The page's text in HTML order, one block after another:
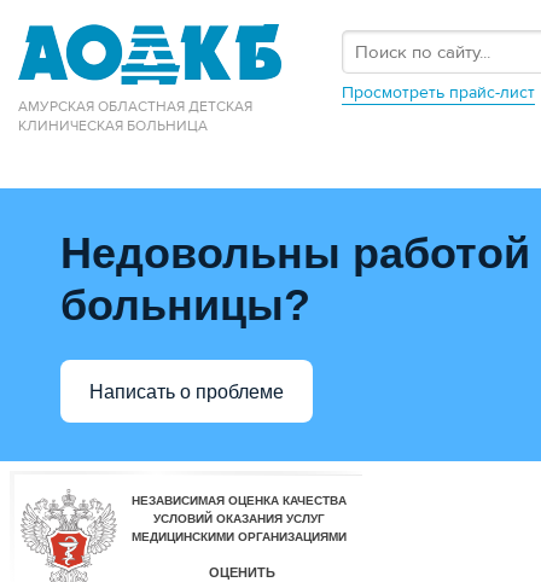
АМУРСКАЯ ОБЛАСТНАЯ ДЕТСКАЯ
КЛИНИЧЕСКАЯ БОЛЬНИЦА
Просмотреть прайс-лист
Недовольны работой
больницы?
Написать о проблеме